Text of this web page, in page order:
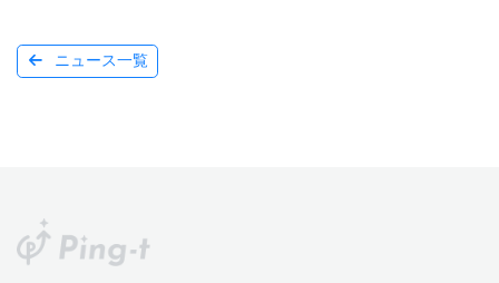
ニュース一覧